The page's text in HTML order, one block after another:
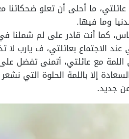
ما أحلى أن تعلو
وما فيها.
كما أنت قادر على لم شملنا
الاجتماع بعائلتي، ف يارب لا
مع عائلتي، أتمنى تفضل
إلا باللمة الحلوة التي
جديد.